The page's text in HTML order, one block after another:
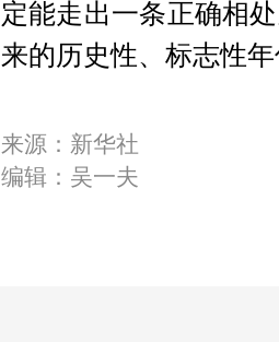
定能走出一条正确相
来的历史性、标志性
来源：新华社
编辑：吴一夫